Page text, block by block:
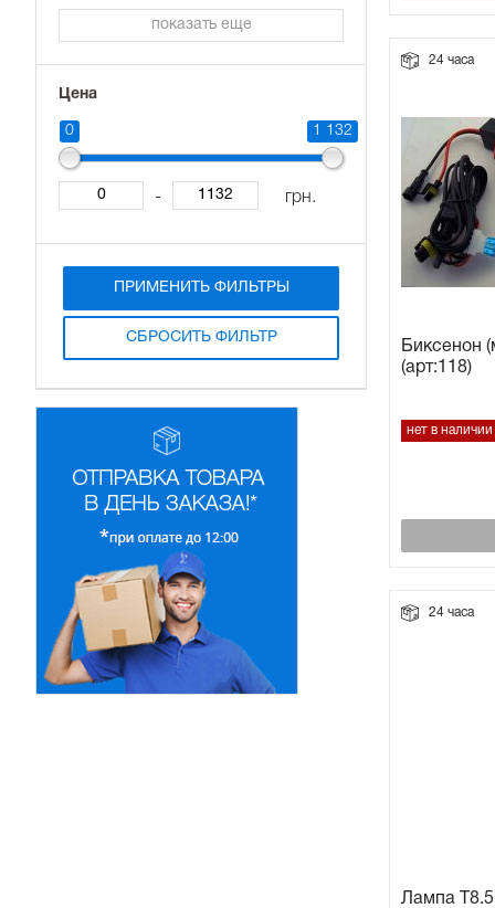
Прокладки на мотоблок
Свечи на мотоблок
Глушитель на мотоблок
Элементы управления, тросики на мотоблок
Навесное и запчасти к нему
показать еще
Цена
0 1 132
- грн.
ПРИМЕНИТЬ ФИЛЬТРЫ
СБРОСИТЬ ФИЛЬТР
24 часа
Биксенон
(арт:118)
нет в наличии
24 часа
Лампа T8.5